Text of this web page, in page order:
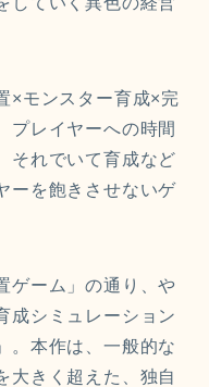
×モンスター育成×完
プレイヤーへの時間
それでいて育成など
ーを飽きさせないゲ
ゲーム」の通り、や
成シミュレーション
。本作は、一般的な
大きく超えた、独自